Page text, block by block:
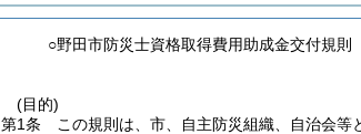
○野田市防災士資格取得費用助成金交付規則
(目的)
第1条
この規則は、市、自主防災組織、自治会